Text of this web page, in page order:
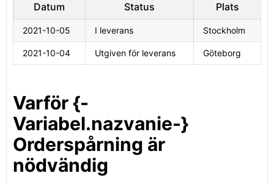
Datum Status Plats
2021-10-05 I leverans Stockholm
2021-10-04 Utgiven för leverans Göteborg
Varför {-
Variabel.nazvanie-}
Orderspårning är
nödvändig